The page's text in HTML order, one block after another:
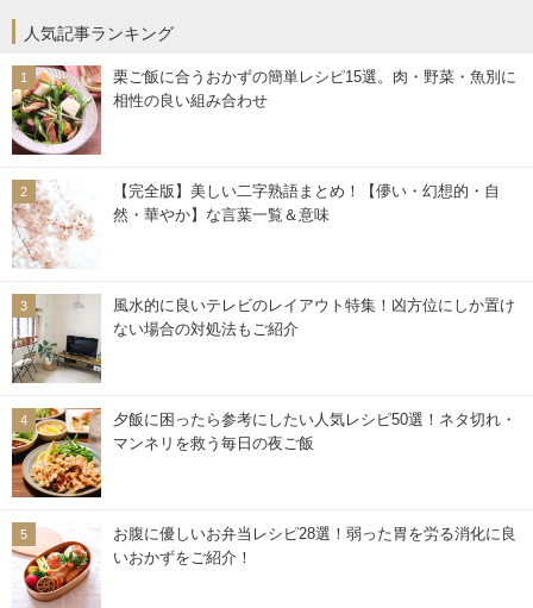
人気記事ランキング
栗ご飯に合うおかずの簡単レシピ15選。肉・野菜・魚別に
相性の良い組み合わせ
【完全版】美しい二字熟語まとめ！【儚い・幻想的・自
然・華やか】な言葉一覧＆意味
風水的に良いテレビのレイアウト特集！凶方位にしか置け
ない場合の対処法もご紹介
夕飯に困ったら参考にしたい人気レシピ50選！ネタ切れ・
マンネリを救う毎日の夜ご飯
お腹に優しいお弁当レシピ28選！弱った胃を労る消化に良
いおかずをご紹介！